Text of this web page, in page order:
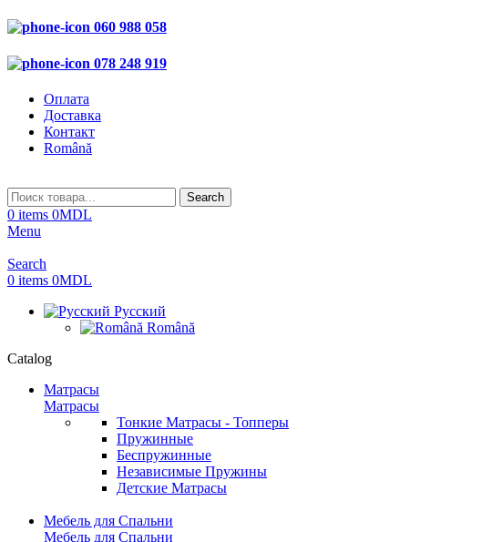
060 988 058
078 248 919
Оплата
Доставка
Контакт
Română
Search
0 items 0MDL
Menu
Search
0 items 0MDL
Русский
Română
Catalog
Матрасы
Матрасы
Тонкие Матрасы - Топперы
Пружинные
Беспружинные
Независимые Пружины
Детские Матрасы
Мебель для Спальни
Мебель для Спальни